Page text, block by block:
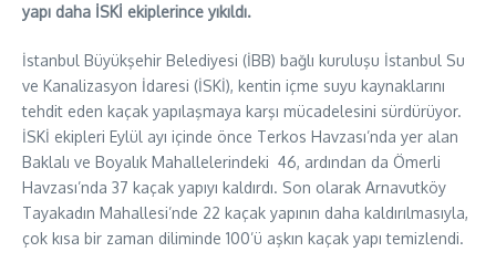
yapı daha İSKİ ekiplerince yıkıldı.
İstanbul Büyükşehir Belediyesi (İBB) bağlı kuruluşu İstanbul Su
ve Kanalizasyon İdaresi (İSKİ), kentin içme suyu kaynaklarını
tehdit eden kaçak yapılaşmaya karşı mücadelesini sürdürüyor.
İSKİ ekipleri Eylül ayı içinde önce Terkos Havzası’nda yer alan
Baklalı ve Boyalık Mahallelerindeki 46, ardından da Ömerli
Havzası’nda 37 kaçak yapıyı kaldırdı. Son olarak Arnavutköy
Tayakadın Mahallesi’nde 22 kaçak yapının daha kaldırılmasıyla,
çok kısa bir zaman diliminde 100’ü aşkın kaçak yapı temizlendi.